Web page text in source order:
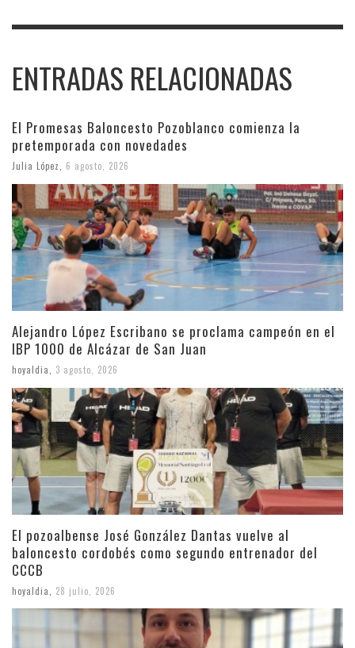
ENTRADAS RELACIONADAS
El Promesas Baloncesto Pozoblanco comienza la
pretemporada con novedades
Julia López 6 agosto, 2026
Alejandro López Escribano se proclama campeón en el
IBP 1000 de Alcázar de San Juan
hoyaldia 3 agosto, 2026
El pozoalbense José González Dantas vuelve al
baloncesto cordobés como segundo entrenador del
CCCB
hoyaldia 28 julio, 2026